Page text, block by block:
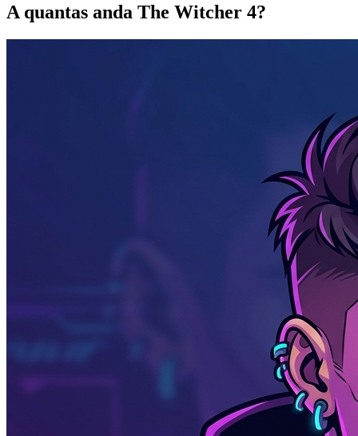
A quantas anda The Witcher 4?